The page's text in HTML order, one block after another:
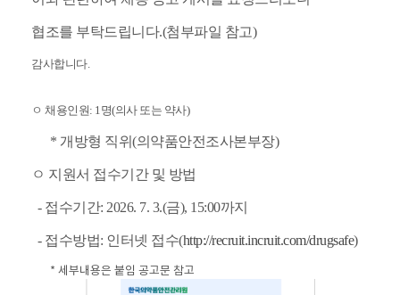
협조를 부탁드립니다.(첨부파일 참고)
감사합니다.
ㅇ 채용인원: 1명(의사 또는 약사)
* 개방형 직위(의약품안전조사본부장)
ㅇ 지원서 접수기간 및 방법
- 접수기간: 2026. 7. 3.(금), 15:00까지
- 접수방법: 인터넷 접수(http://recruit.incruit.com/drugsafe)
* 세부내용은 붙임 공고문 참고